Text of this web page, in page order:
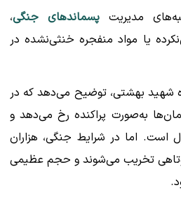
مدیریت پسماندهای جنگی،
یا مواد منفجره خنثی‌نشده در
شهید بهشتی، توضیح می‌دهد که در
به‌صورت پراکنده رخ می‌دهد و
است. اما در شرایط جنگی، هزاران
تخریب می‌شوند و حجم عظیمی